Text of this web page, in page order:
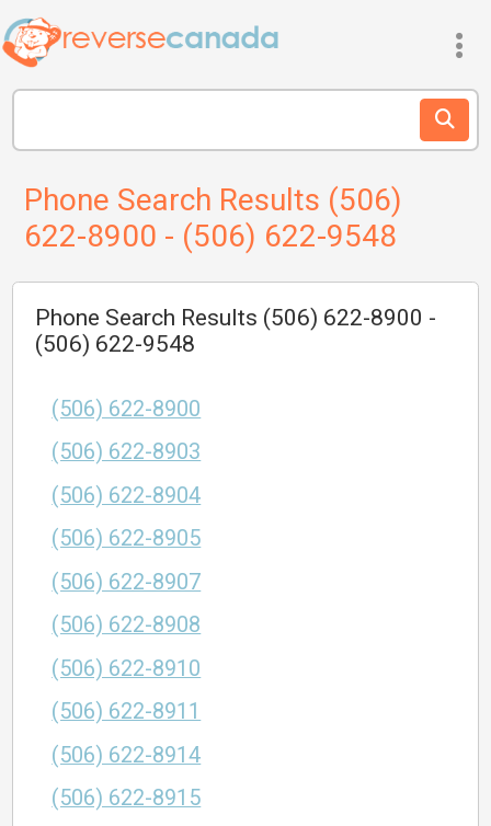
Phone Search Results (506)
622-8900 - (506) 622-9548
Phone Search Results (506) 622-8900 -
(506) 622-9548
(506) 622-8900
(506) 622-8903
(506) 622-8904
(506) 622-8905
(506) 622-8907
(506) 622-8908
(506) 622-8910
(506) 622-8911
(506) 622-8914
(506) 622-8915